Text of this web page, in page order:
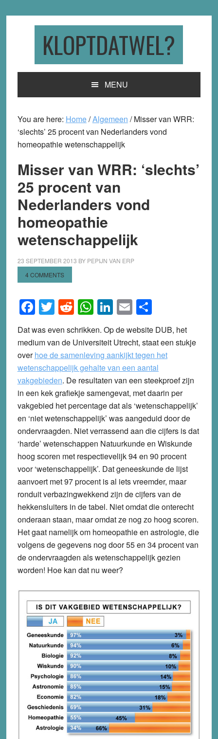
KLOPTDATWEL?
MENU
You are here: Home/Algemeen /Misser van WRR:
‘slechts’ 25 procent van Nederlanders vond
homeopathie wetenschappelijk
Misser van WRR: ‘slechts’
25 procent van
Nederlanders vond
homeopathie
wetenschappelijk
23 SEPTEMBER 2013 BY PEPIJN VAN ERP
4 COMMENTS
Facebook
Twitter
Reddit
WhatsApp
LinkedIn
EmailShare
Dat was even schrikken. Op de website DUB, het
medium van de Universiteit Utrecht, staat een stukje
overhoe de samenleving aankijkt tegen het
wetenschappelijk gehalte van een aantal
vakgebieden. De resultaten van een steekproef zijn
in een kek grafiekje samengevat, met daarin per
vakgebied het percentage dat als ‘wetenschappelijk’
en ‘niet wetenschappelijk’ was aangeduid door de
ondervraagden. Niet verrassend aan die cijfers is dat
‘harde’ wetenschappen Natuurkunde en Wiskunde
hoog scoren met respectievelijk 94 en 90 procent
voor ‘wetenschappelijk’. Dat geneeskunde de lijst
aanvoert met 97 procent is al iets vreemder, maar
ronduit verbazingwekkend zijn de cijfers van de
hekkensluiters in de tabel. Niet omdat die onterecht
onderaan staan, maar omdat ze nog zo hoog scoren.
Het gaat namelijk om homeopathie en astrologie, die
volgens de gegevens nog door 55 en 34 procent van
de ondervraagden als wetenschappelijk gezien
worden! Hoe kan dat nu weer?